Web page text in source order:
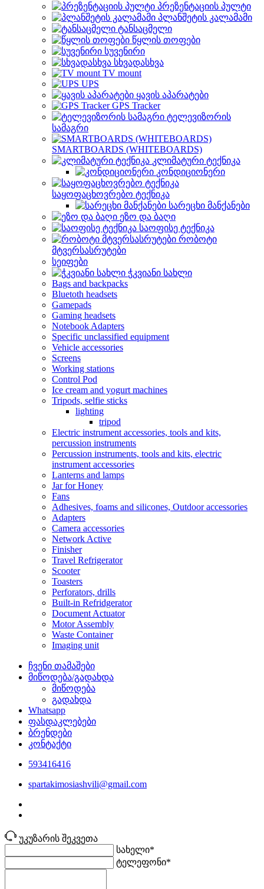
პრეზენტაციის პულტი
პლანშეტის კალამამი
ტანსაცმელი
წყლის თოფები
სუვენირი
სხვადასხვა
TV mount
UPS
ყავის აპარატები
GPS Tracker
ტელევიზორის
სამაგრი
SMARTBOARDS (WHITEBOARDS)
კლიმატური ტექნიკა
კონდიციონერი
საყოფაცხოვრებო ტექნიკა
სარეცხი მანქანები
ეზო და ბაღი
საოფისე ტექნიკა
რობოტი
მტვერსასრუტები
სეიფები
ჭკვიანი სახლი
Bags and backpacks
Bluetoth headsets
Gamepads
Gaming headsets
Notebook Adapters
Specific unclassified equipment
Vehicle accessories
Screens
Working stations
Control Pod
Ice cream and yogurt machines
Tripods, selfie sticks
lighting
tripod
Electric instrument accessories, tools and kits,
percussion instruments
Percussion instruments, tools and kits, electric
instrument accessories
Lanterns and lamps
Jar for Honey
Fans
Adhesives, foams and silicones, Outdoor accessories
Adapters
Camera accessories
Network Active
Finisher
Travel Refrigerator
Scooter
Toasters
Perforators, drills
Built-in Refridgerator
Document Actuator
Motor Assembly
Waste Container
Imaging unit
ჩვენი თამაშები
მიწოდება/გადახდა
მიწოდება
გადახდა
Whatsapp
ფასდაკლებები
ბრენდები
კონტაქტი
593416416
spartakimosiashvili@gmail.com
უკუზარის შეკვეთა
სახელი*
ტელეფონი*